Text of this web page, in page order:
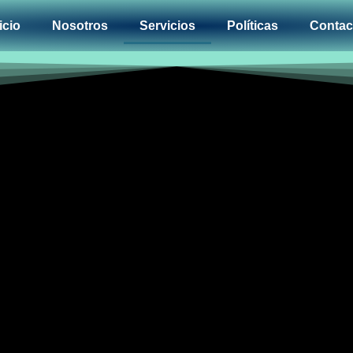
Nosotros Servicios Políticas